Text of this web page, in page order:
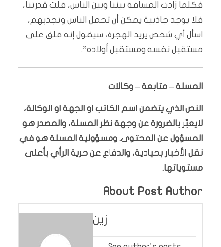
فكلما زادت المسافة بيننا وبين الناس، قلت قدرتنا،
فلا يوجد جاذبية يمكن أن تحمل الناس وتجذبهم،
اسأل أي شخص يريد الهجرة، سيقول إنه قلق على
مستقبل نفسه ومستقبل أولاده”.
المسلة – متابعة – وكالات
النص الذي يتضمن اسم الكاتب او الجهة او الوكالة،
لايعبّر بالضرورة عن وجهة نظر المسلة، والمصدر هو
المسؤول عن المحتوى. ومسؤولية المسلة هو في
نقل الأخبار بحيادية، والدفاع عن حرية الرأي بأعلى
مستوياتها.
About Post Author
زين